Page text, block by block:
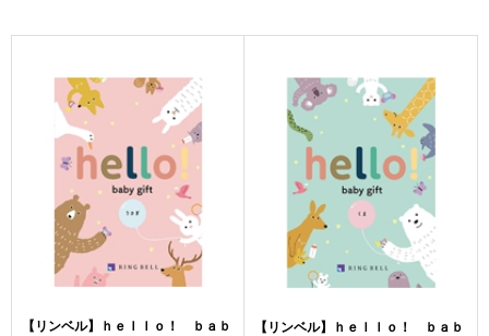
【リンベル】ｈｅｌｌｏ！ ｂａｂ
【リンベル】ｈｅｌｌｏ！ ｂａｂ